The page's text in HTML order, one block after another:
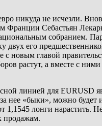
никуда не исчезли.
Франции Себастьян
собранием.
двух его
с новым главой
растут, а вместе с
линией для EURUSD
нее «быки», можно будет
1,1545 лонги нарастить.
продажам.